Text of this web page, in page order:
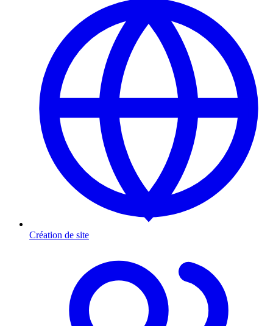
Création de site